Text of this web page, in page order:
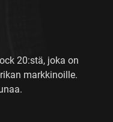
20:stä, joka on
markkinoille.